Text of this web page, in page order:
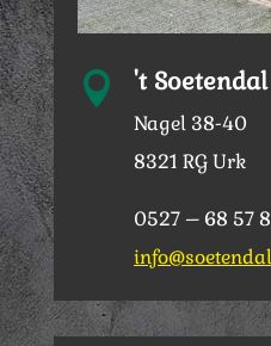
 't
Nagel 38-40
8321 RG Urk
0527 – 68 57